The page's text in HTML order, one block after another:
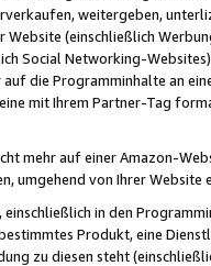
weitergeben,
Website (einschließlich
Social Networking-
die Programminhalte an
mit Ihrem Partner-Tag
mehr auf einer Amazon-
umgehend von Ihrer
in den
Produkt, eine
zu diesen steht